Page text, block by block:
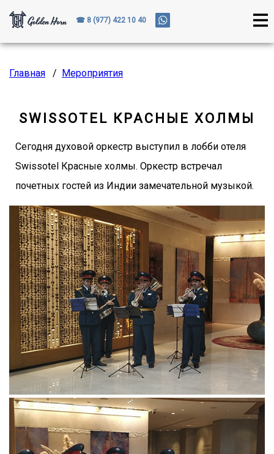
☎ 8 (977) 422 10 40
Главная / Мероприятия
SWISSOTEL КРАСНЫЕ ХОЛМЫ
Сегодня духовой оркестр выступил в лобби отеля
Swissotel Красные холмы. Оркестр встречал
почетных гостей из Индии замечательной музыкой.